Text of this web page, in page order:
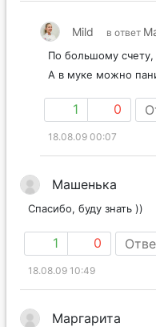
Mild в ответ
По большому
А в муке можно
1 0
18.08.09 00:07
Машенька
Спасибо, буду знать ))
1 0
18.08.09 10:49
Маргарита